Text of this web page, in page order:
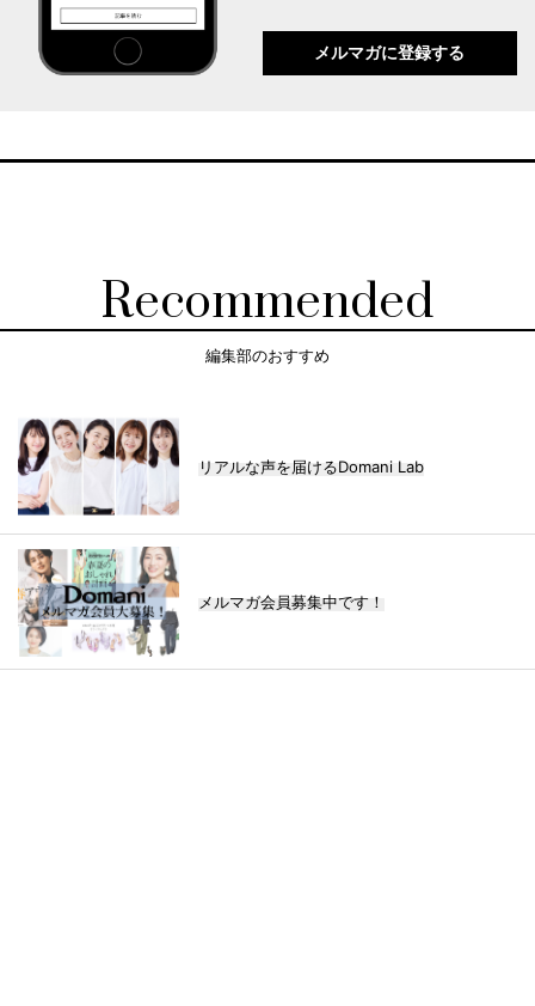
メルマガに登録する
Recommended
編集部のおすすめ
リアルな声を届けるDomani Lab
メルマガ会員募集中です！